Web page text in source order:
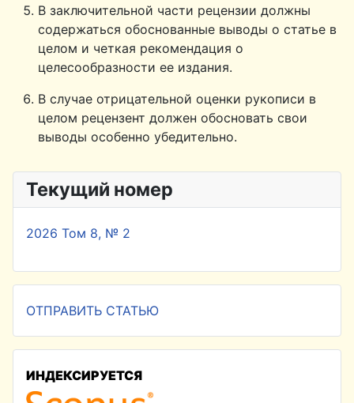
В заключительной части рецензии должны
содержаться обоснованные выводы о статье в
целом и четкая рекомендация о
целесообразности ее издания.
В случае отрицательной оценки рукописи в
целом рецензент должен обосновать свои
выводы особенно убедительно.
Текущий номер
2026 Том 8, № 2
ОТПРАВИТЬ СТАТЬЮ
ИНДЕКСИРУЕТСЯ